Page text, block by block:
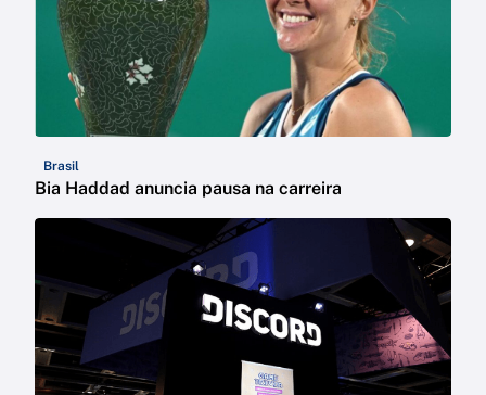
Brasil
Bia Haddad anuncia pausa na carreira